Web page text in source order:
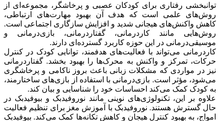
توانبخشی رفتاری برای کودکان عصبی و پرخاشگر، مجموعه‌ای از
روش‌های علمی است که هدف آن بهبود مهارت‌های ارتباطی،
کاهش واکنش‌های هیجانی شدید و افزایش سازگاری اجتماعی است.
روش‌هایی مانند کاردرمانی، گفتاردرمانی، بازی‌درمانی و
موسیقی‌درمانی در این حوزه کاربرد گسترده‌ای دارند.
کاردرمانی می‌تواند با فعالیت‌های هدفمند، توانایی کودک در کنترل
حرکات، تمرکز و واکنش به محرک‌ها را بهبود بخشد. گفتاردرمانی
نیز در مواردی که مشکلات زبانی باعث بروز ناکامی و پرخاشگری
می‌شود، مؤثر است. بازی‌درمانی با استفاده از بازی‌های ساختارمند،
به کودک کمک می‌کند احساسات خود را شناسایی و بیان کند.
علاوه بر این، تکنولوژی‌های نوینی مانند نوروفیدبک و بیوفیدبک در
حال گسترش هستند. نوروفیدبک با آموزش مغز برای تنظیم فعالیت
امواج، به بهبود کنترل هیجان و کاهش تکانه‌ها کمک می‌کند. بیوفیدبک